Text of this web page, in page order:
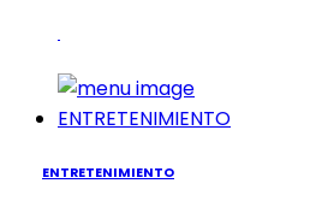
ENTRETENIMIENTO
ENTRETENIMIENTO